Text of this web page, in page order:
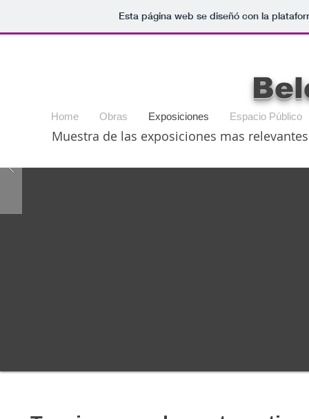
Esta página web se diseñó con la
Home Obras Exposiciones Espacio Público
Muestra de las exposiciones mas